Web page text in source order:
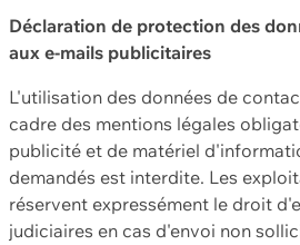
Déclaration de protection des
aux e-mails publicitaires
L'utilisation des données de
cadre des mentions légales
publicité et de matériel
demandés est interdite. Les
réservent expressément le droit
judiciaires en cas d'envoi non